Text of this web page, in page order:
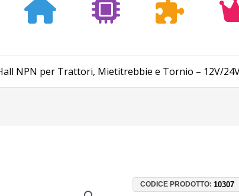
NPN per Trattori, Mietitrebbie e Tornio – 12V/
CODICE PRODOTTO:10307
Contagiri